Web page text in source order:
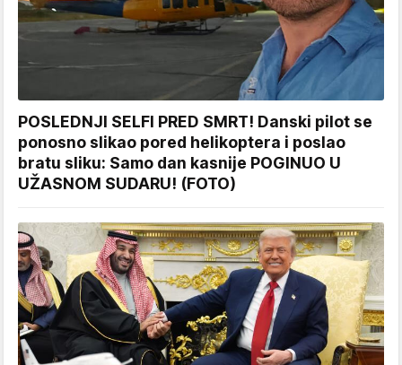
POSLEDNJI SELFI PRED SMRT! Danski pilot se
ponosno slikao pored helikoptera i poslao
bratu sliku: Samo dan kasnije POGINUO U
UŽASNOM SUDARU! (FOTO)